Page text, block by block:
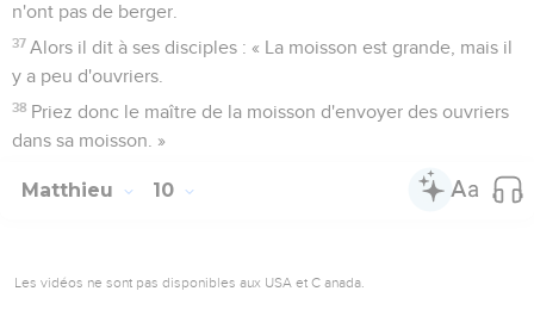
n'ont pas de berger.
37 Alors il dit à ses disciples : « La moisson est grande, mais il
y a peu d'ouvriers.
38 Priez donc le maître de la moisson d'envoyer des ouvriers
dans sa moisson. »
Matthieu 10
Les vidéos ne sont pas disponibles aux USA et C anada.